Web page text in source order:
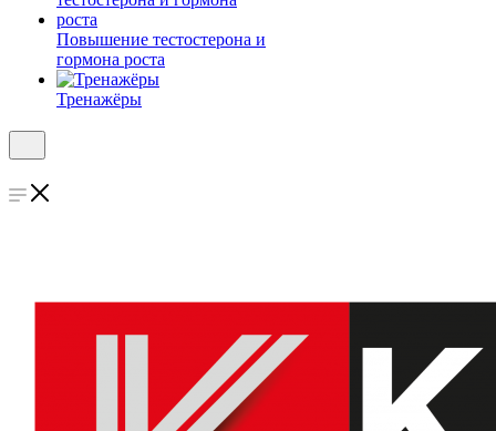
Повышение тестостерона и
гормона роста
Тренажёры